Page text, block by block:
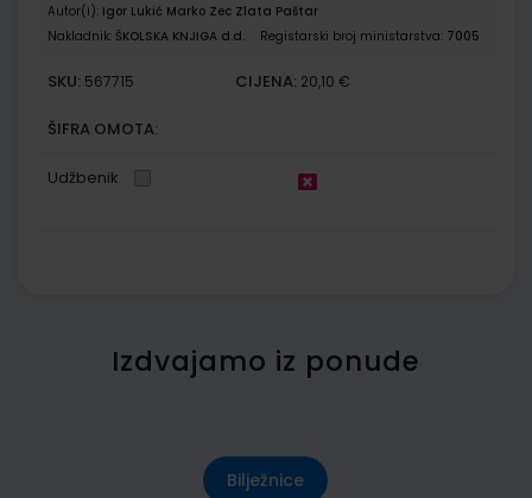
Autor(i): Igor Lukić Marko Zec Zlata Paštar
Nakladnik: ŠKOLSKA KNJIGA d.d. Registarski broj ministarstva: 7005
SKU: 567715 CIJENA: 20,10 €
ŠIFRA OMOTA:
Udžbenik
Izdvajamo iz ponude
Bilježnice